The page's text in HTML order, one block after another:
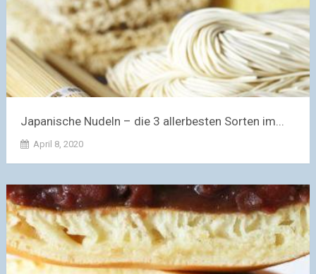
Japanische Nudeln – die 3 allerbesten Sorten im...
April 8, 2020